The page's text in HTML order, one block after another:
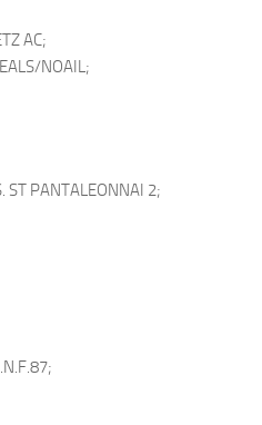
AC;
NOAIL;
ST PANTALEONNAI 2;